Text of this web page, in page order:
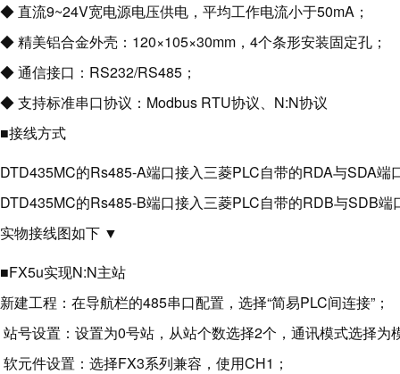
◆ 直流9~24V宽电源电压供电，平均工作电流小于50mA；
◆ 精美铝合金外壳：120×105×30mm，4个条形安装固定孔；
◆ 通信接口：RS232/RS485；
◆ 支持标准串口协议：Modbus RTU协议、N:N协议
■接线方式
DTD435MC的Rs485-A端口接入三菱PLC自带的RDA与SDA端
DTD435MC的Rs485-B端口接入三菱PLC自带的RDB与SDB端
实物接线图如下 ▼
■FX5u实现N:N主站
新建工程：在导航栏的485串口配置，选择“简易PLC间连接”；
站号设置：设置为0号站，从站个数选择2个，通讯模式选择为
软元件设置：选择FX3系列兼容，使用CH1；